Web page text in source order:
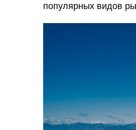
популярных видов